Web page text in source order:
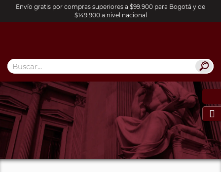
Envío gratis por compras superiores a $99.900 para Bogotá y de
$149.900 a nivel nacional
